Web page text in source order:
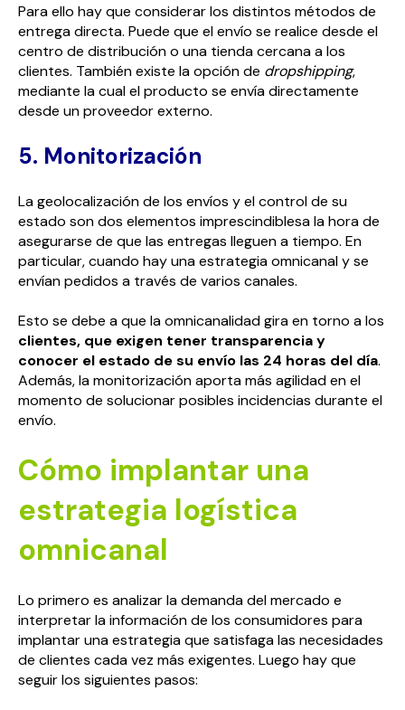
Para ello hay que considerar los distintos métodos de
entrega directa. Puede que el envío se realice desde el
centro de distribución o una tienda cercana a los
clientes. También existe la opción de dropshipping,
mediante la cual el producto se envía directamente
desde un proveedor externo.
5. Monitorización
La geolocalización de los envíos y el control de su
estado son dos elementos imprescindiblesa la hora de
asegurarse de que las entregas lleguen a tiempo. En
particular, cuando hay una estrategia omnicanal y se
envían pedidos a través de varios canales.
Esto se debe a que la omnicanalidad gira en torno a los
clientes, que exigen tener transparencia y
conocer el estado de su envío las 24 horas del día.
Además, la monitorización aporta más agilidad en el
momento de solucionar posibles incidencias durante el
envío.
Cómo implantar una
estrategia logística
omnicanal
Lo primero es analizar la demanda del mercado e
interpretar la información de los consumidores para
implantar una estrategia que satisfaga las necesidades
de clientes cada vez más exigentes. Luego hay que
seguir los siguientes pasos: